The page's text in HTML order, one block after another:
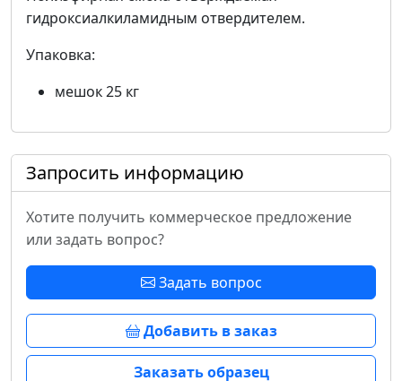
гидроксиалкиламидным отвердителем.
Упаковка:
мешок 25 кг
Запросить информацию
Хотите получить коммерческое предложение
или задать вопрос?
Задать вопрос
Добавить в заказ
Заказать образец